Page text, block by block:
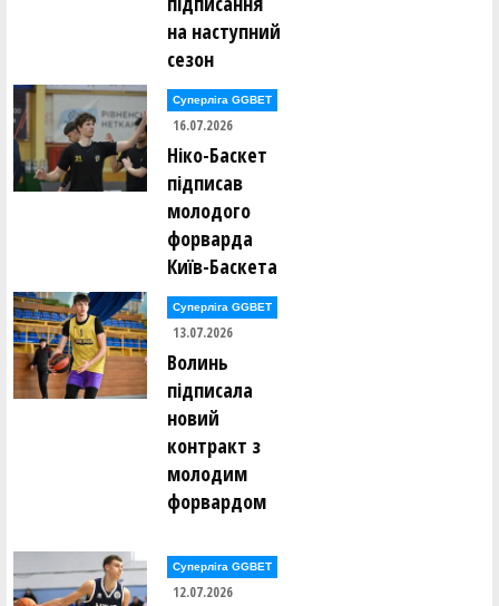
на наступний
сезон
Суперліга GGBET
16.07.2026
Ніко-Баскет
підписав
молодого
форварда
Київ-Баскета
Суперліга GGBET
13.07.2026
Волинь
підписала
новий
контракт з
молодим
форвардом
Суперліга GGBET
12.07.2026